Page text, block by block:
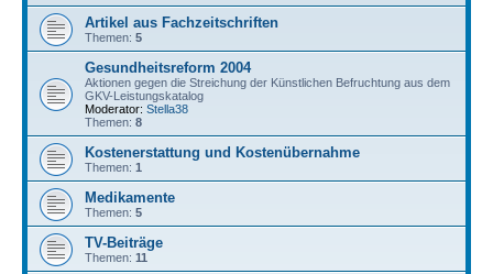
Artikel aus Fachzeitschriften
Themen: 5
Gesundheitsreform 2004
Aktionen gegen die Streichung der Künstlichen Befruchtung aus dem
GKV-Leistungskatalog
Moderator: Stella38
Themen: 8
Kostenerstattung und Kostenübernahme
Themen: 1
Medikamente
Themen: 5
TV-Beiträge
Themen: 11